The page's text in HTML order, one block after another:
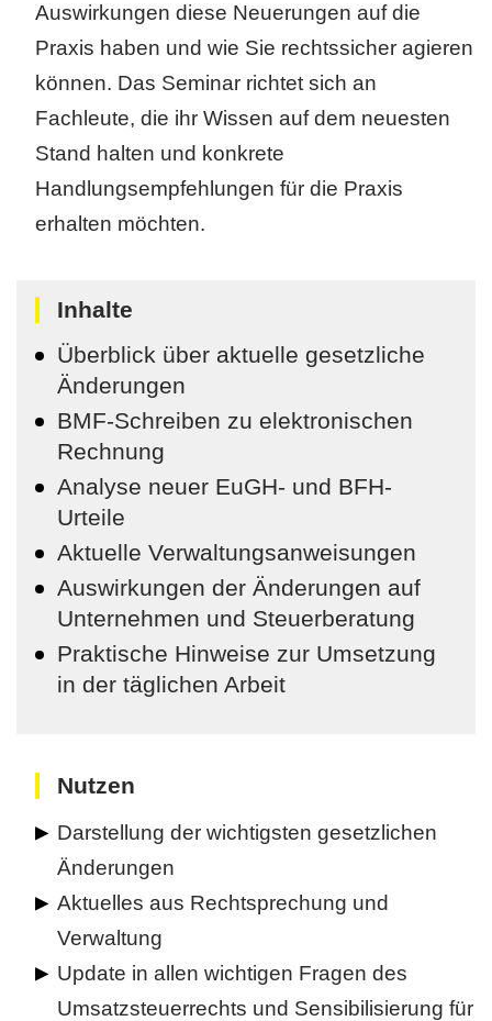
Auswirkungen diese Neuerungen auf die
Praxis haben und wie Sie rechtssicher agieren
können. Das Seminar richtet sich an
Fachleute, die ihr Wissen auf dem neuesten
Stand halten und konkrete
Handlungsempfehlungen für die Praxis
erhalten möchten.
Inhalte
Überblick über aktuelle gesetzliche
Änderungen
BMF-Schreiben zu elektronischen
Rechnung
Analyse neuer EuGH- und BFH-
Urteile
Aktuelle Verwaltungsanweisungen
Auswirkungen der Änderungen auf
Unternehmen und Steuerberatung
Praktische Hinweise zur Umsetzung
in der täglichen Arbeit
Nutzen
Darstellung der wichtigsten gesetzlichen
Änderungen
Aktuelles aus Rechtsprechung und
Verwaltung
Update in allen wichtigen Fragen des
Umsatzsteuerrechts und Sensibilisierung für